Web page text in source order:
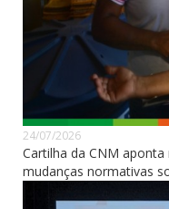
24/07/2026
Cartilha da CNM
mudanças normativas